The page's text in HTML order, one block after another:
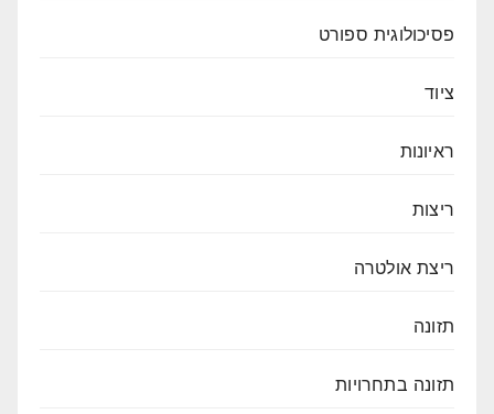
פסיכולוגית ספורט
ציוד
ראיונות
ריצות
ריצת אולטרה
תזונה
תזונה בתחרויות